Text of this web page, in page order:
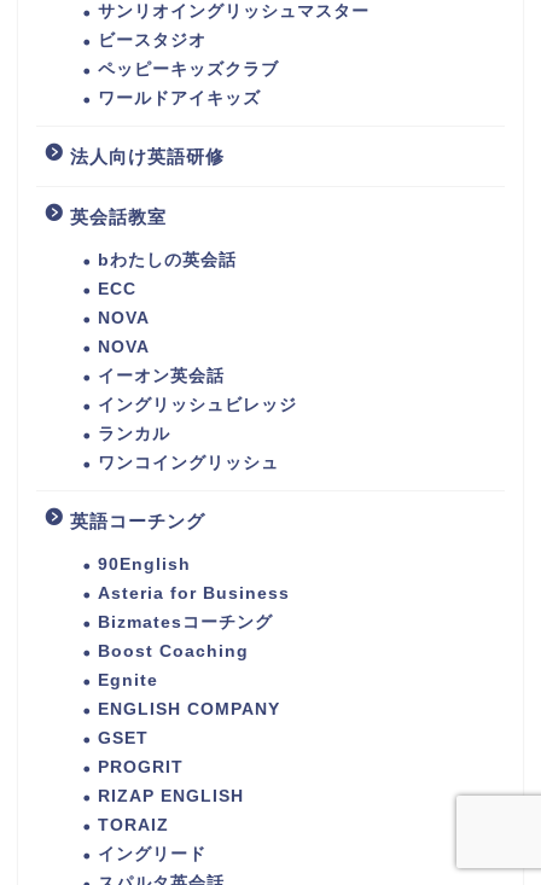
サンリオイングリッシュマスター
ビースタジオ
ペッピーキッズクラブ
ワールドアイキッズ
法人向け英語研修
英会話教室
bわたしの英会話
ECC
NOVA
NOVA
イーオン英会話
イングリッシュビレッジ
ランカル
ワンコイングリッシュ
英語コーチング
90English
Asteria for Business
Bizmatesコーチング
Boost Coaching
Egnite
ENGLISH COMPANY
GSET
PROGRIT
RIZAP ENGLISH
TORAIZ
イングリード